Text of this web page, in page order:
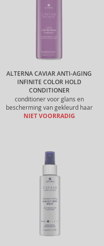
ALTERNA CAVIAR ANTI-AGING
INFINITE COLOR HOLD
CONDITIONER
conditioner voor glans en
bescherming van gekleurd haar
NIET VOORRADIG